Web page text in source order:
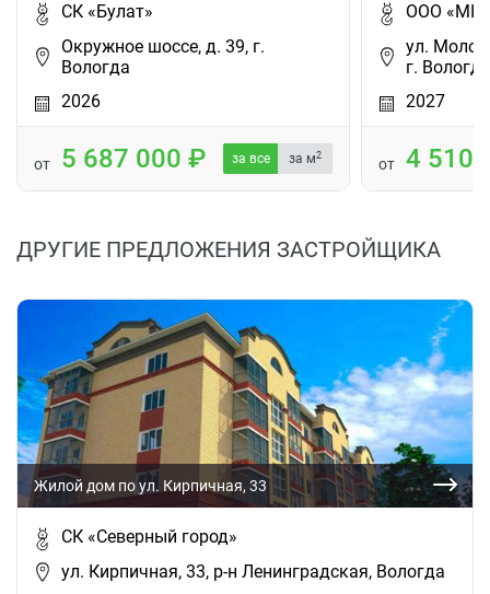
СК «Булат»
Окружное шоссе, д. 39, г.
Вологда
2026
от 5 687 000 за все за м2
ООО «МК-
ул.
г. Вологда
2027
от 4 510
ДРУГИЕ ПРЕДЛОЖЕНИЯ ЗАСТРОЙЩИКА
Жилой дом по ул. Кирпичная, 33
СК «Северный город»
ул. Кирпичная, 33, р-н Ленинградская, Вологда